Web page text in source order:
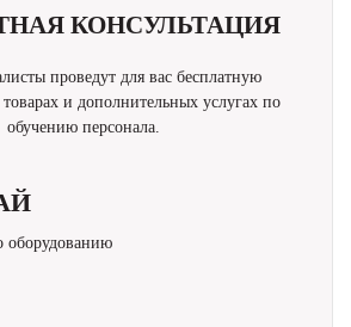
КОНСУЛЬТАЦИЯ
проведут для вас бесплатную
и дополнительных услугах по
обучению персонала.
оборудованию